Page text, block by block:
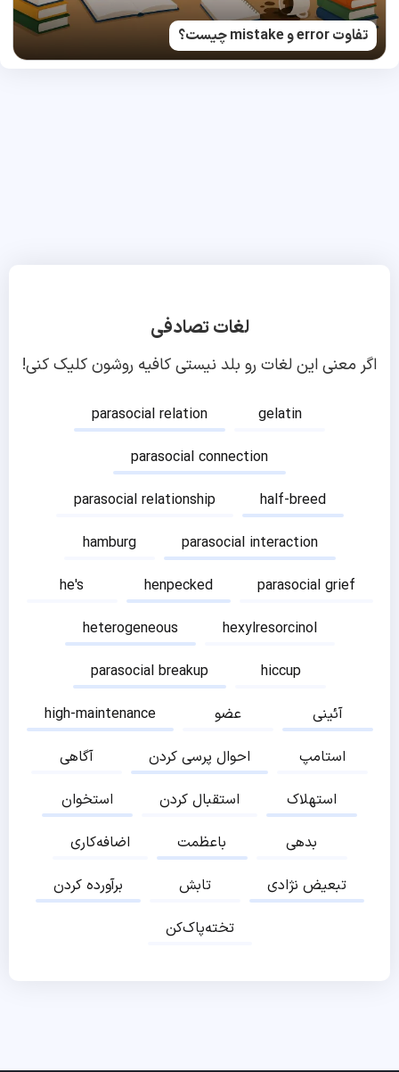
تفاوت error و mistake چیست؟
لغات تصادفی
اگر معنی این لغات رو بلد نیستی کافیه روشون کلیک کنی!
parasocial relation
gelatin
parasocial connection
parasocial relationship
half-breed
hamburg
parasocial interaction
he's
henpecked
parasocial grief
heterogeneous
hexylresorcinol
parasocial breakup
hiccup
high-maintenance
عضو
آئینی
آگاهی
احوال پرسی کردن
استامپ
استخوان
استقبال کردن
استهلاک
اضافه‌کاری
باعظمت
بدهی
برآورده کردن
تابش
تبعیض نژادی
تخته‌پاک‌کن